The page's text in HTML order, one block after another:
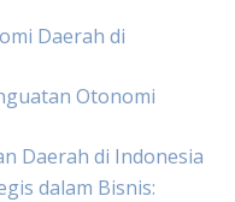
Daerah di
Otonomi
Daerah di Indonesia
dalam Bisnis: